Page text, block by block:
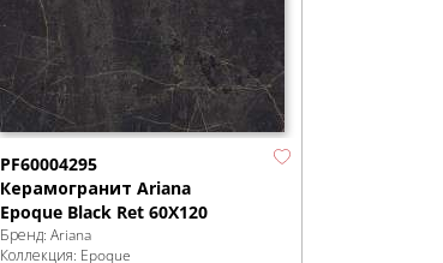
PF60004295
Керамогранит Ariana
Epoque Black Ret 60X120
Бренд: Ariana
Коллекция: Epoque